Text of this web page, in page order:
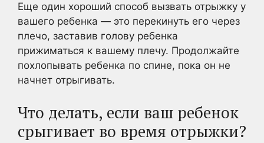
Еще один хороший способ вызвать отрыжку у
вашего ребенка — это перекинуть его через
плечо, заставив голову ребенка
прижиматься к вашему плечу. Продолжайте
похлопывать ребенка по спине, пока он не
начнет отрыгивать.
Что делать, если ваш ребенок
срыгивает во время отрыжки?